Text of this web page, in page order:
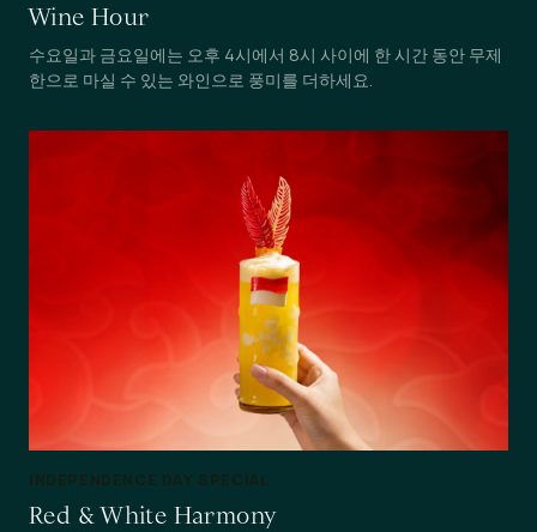
Wine Hour
수요일과 금요일에는 오후 4시에서 8시 사이에 한 시간 동안 무제
한으로 마실 수 있는 와인으로 풍미를 더하세요.
INDEPENDENCE DAY SPECIAL
Red & White Harmony